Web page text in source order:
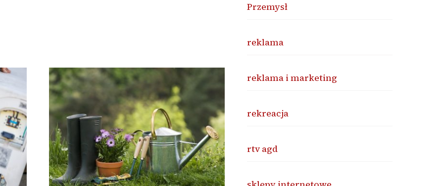
Przemysł
reklama
reklama i marketing
rekreacja
rtv agd